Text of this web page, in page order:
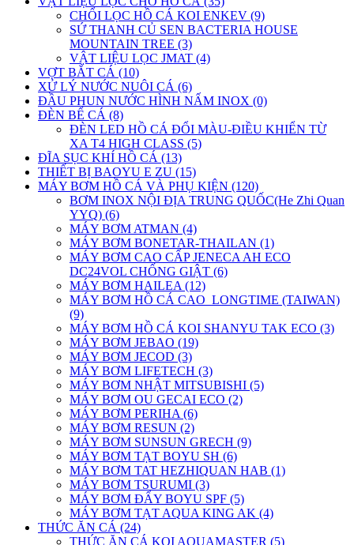
CHỔI LỌC HỒ CÁ KOI ENKEV (9)
SỨ THANH CỦ SEN BACTERIA HOUSE
MOUNTAIN TREE (3)
VẬT LIỆU LỌC JMAT (4)
VỢT BẮT CÁ (10)
XỬ LÝ NƯỚC NUÔI CÁ (6)
ĐẦU PHUN NƯỚC HÌNH NẤM INOX (0)
ĐÈN BỂ CÁ (8)
ĐÈN LED HỒ CÁ ĐỔI MÀU-ĐIỀU KHIỂN TỪ
XA T4 HIGH CLASS (5)
ĐĨA SỤC KHÍ HỒ CÁ (13)
THIẾT BỊ BAOYU E ZU (15)
MÁY BƠM HỒ CÁ VÀ PHỤ KIỆN (120)
BƠM INOX NỘI ĐỊA TRUNG QUỐC(He Zhi Quan
YYQ) (6)
MÁY BƠM ATMAN (4)
MÁY BƠM BONETAR-THAILAN (1)
MÁY BƠM CAO CẤP JENECA AH ECO
DC24VOL CHỐNG GIẬT (6)
MÁY BƠM HAILEA (12)
MÁY BƠM HỒ CÁ CAO_LONGTIME (TAIWAN)
(9)
MÁY BƠM HỒ CÁ KOI SHANYU TAK ECO (3)
MÁY BƠM JEBAO (19)
MÁY BƠM JECOD (3)
MÁY BƠM LIFETECH (3)
MÁY BƠM NHẬT MITSUBISHI (5)
MÁY BƠM OU GECAI ECO (2)
MÁY BƠM PERIHA (6)
MÁY BƠM RESUN (2)
MÁY BƠM SUNSUN GRECH (9)
MÁY BƠM TẠT BOYU SH (6)
MÁY BƠM TAT HEZHIQUAN HAB (1)
MÁY BƠM TSURUMI (3)
MÁY BƠM ĐẨY BOYU SPF (5)
MÁY BƠM TẠT AQUA KING AK (4)
THỨC ĂN CÁ (24)
THỨC ĂN CÁ KOI AQUAMASTER (5)